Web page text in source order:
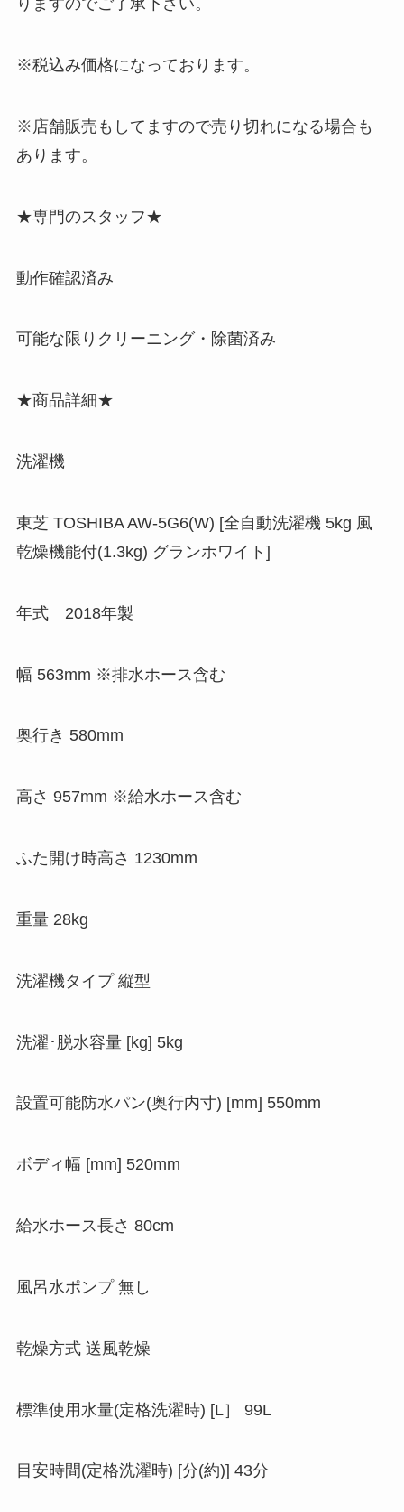
りますのでご了承下さい。
※税込み価格になっております。
※店舗販売もしてますので売り切れになる場合も
あります。
★専門のスタッフ★
動作確認済み
可能な限りクリーニング・除菌済み
★商品詳細★
洗濯機
東芝 TOSHIBA AW-5G6(W) [全自動洗濯機 5kg 風
乾燥機能付(1.3kg) グランホワイト]
年式 2018年製
幅 563mm ※排水ホース含む
奥行き 580mm
高さ 957mm ※給水ホース含む
ふた開け時高さ 1230mm
重量 28kg
洗濯機タイプ 縦型
洗濯･脱水容量 [kg] 5kg
設置可能防水パン(奥行内寸) [mm] 550mm
ボディ幅 [mm] 520mm
給水ホース長さ 80cm
風呂水ポンプ 無し
乾燥方式 送風乾燥
標準使用水量(定格洗濯時) [L］ 99L
目安時間(定格洗濯時) [分(約)] 43分